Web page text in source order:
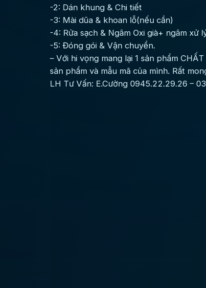
-2: Dán khung & Chi tiết
-3: Mài dũa & khoan lỗ(nếu cần)
-4: Rửa sạch & Ngâm Oxi già+ ngâm xử
-5: Đóng gói & Vận chuyển.
– Với hi vọng mang lại 1 sản phẩm
sản phẩm và mẫu mã của mình. Rất
LH Tư Vấn: E.Cường 0945.22.29.26 –